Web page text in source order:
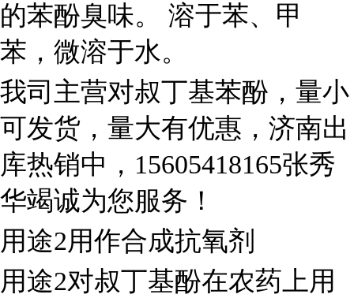
的苯酚臭味。 溶于苯、甲
苯，微溶于水。
我司主营对叔丁基苯酚，量小
可发货，量大有优惠，济南出
库热销中，15605418165张秀
华竭诚为您服务！
用途2用作合成抗氧剂
用途2对叔丁基酚在农药上用